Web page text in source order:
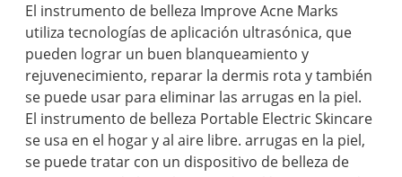
El instrumento de belleza Improve Acne Marks
utiliza tecnologías de aplicación ultrasónica, que
pueden lograr un buen blanqueamiento y
rejuvenecimiento, reparar la dermis rota y también
se puede usar para eliminar las arrugas en la piel.
El instrumento de belleza Portable Electric Skincare
se usa en el hogar y al aire libre. arrugas en la piel,
se puede tratar con un dispositivo de belleza de